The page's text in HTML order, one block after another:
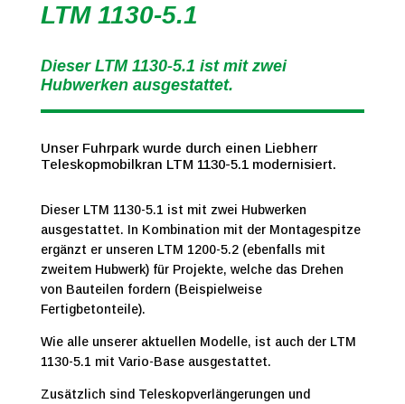
LTM 1130-5.1
Dieser LTM 1130-5.1 ist mit zwei
Hubwerken ausgestattet.
Unser Fuhrpark wurde durch einen Liebherr
Teleskopmobilkran LTM 1130-5.1 modernisiert.
Dieser LTM 1130-5.1 ist mit zwei Hubwerken
ausgestattet. In Kombination mit der Montagespitze
ergänzt er unseren LTM 1200-5.2 (ebenfalls mit
zweitem Hubwerk) für Projekte, welche das Drehen
von Bauteilen fordern (Beispielweise
Fertigbetonteile).
Wie alle unserer aktuellen Modelle, ist auch der LTM
1130-5.1 mit Vario-Base ausgestattet.
Zusätzlich sind Teleskopverlängerungen und